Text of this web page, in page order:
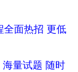
全面热招 更低
海量试题 随时